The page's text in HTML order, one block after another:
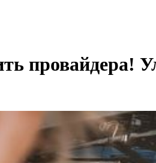
провайдера!